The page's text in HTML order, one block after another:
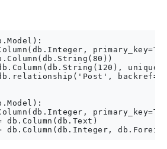
db.Column(db.Text)